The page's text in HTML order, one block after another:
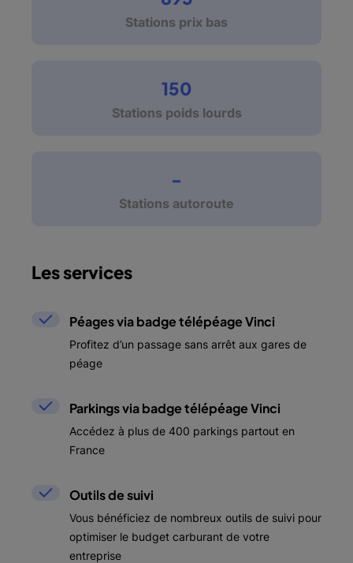
Stations prix bas
150
Stations poids lourds
-
Stations autoroute
Les services
Péages via badge télépéage Vinci
Profitez d’un passage sans arrêt aux gares de
péage
Parkings via badge télépéage Vinci
Accédez à plus de 400 parkings partout en
France
Outils de suivi
Vous bénéficiez de nombreux outils de suivi pour
optimiser le budget carburant de votre
entreprise